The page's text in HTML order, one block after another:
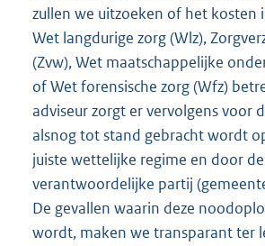
zullen we uitzoeken of het kosten
Wet langdurige zorg (Wlz),
(Zvw), Wet maatschappelijke
of Wet forensische zorg (Wfz)
adviseur zorgt er vervolgens voor
alsnog tot stand gebracht wordt
juiste wettelijke regime en door de
verantwoordelijke partij
De gevallen waarin deze
wordt, maken we transparant ter